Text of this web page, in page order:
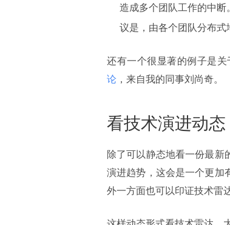
造成多个团队工作的中
议是，由各个团队分布式
还有一个很显著的例子是关
论 ，来自我的同事刘尚奇。
看技术演进动态
除了可以静态地看一份最新
演进趋势，这会是一个更加
外一方面也可以印证技术雷